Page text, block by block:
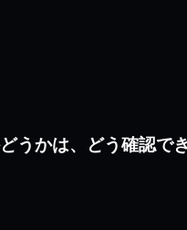
うかは、どう確認で